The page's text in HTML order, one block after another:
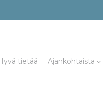
tietää Ajankohtaista